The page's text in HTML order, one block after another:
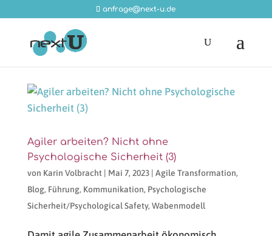
anfrage@next-u.de
Agiler arbeiten? Nicht ohne
Psychologische Sicherheit (3)
von Karin Volbracht| Mai 7, 2023| Agile Transformation,
Blog, Führung, Kommunikation, Psychologische
Sicherheit/Psychological Safety, Wabenmodell